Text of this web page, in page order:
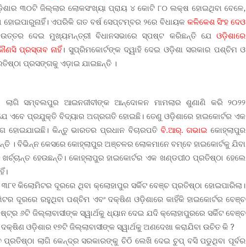
ଲୋକସଂଖ୍ୟା ପ୍ରାୟ ୪ କୋଟି ୮୦ ଲକ୍ଷ ହୋଇଥିବା ବେଳେ,
ଏପରିକି ଗତ ବର୍ଷ ସେପ୍ଟମ୍ବର ୨ରେ ବିଧାୟକ କଳିକେଶ ସିଂହ ଦେଓ
ଦେଇ ମୁଖ୍ୟମନ୍ତ୍ରୀ ବିଧାନସଭାରେ ସ୍ପଷ୍ଟ କରିଛନ୍ତି ଯେଓଡ଼ିଶାରେ
ପ୍ରସ୍ତାବ ନାହିଁ। ସୁପ୍ରିମକୋର୍ଟଙ୍କ ଦ୍ୱାହି ଦେଇ ଓଡ଼ିଶା ସରକାର ପଶ୍ଚିମ ଓ
ପ୍ରସଙ୍ଗକୁ ଏଡ଼ାଇ ଯାଇଛନ୍ତି ।
ଲାଗି ସମ୍ବଲପୁର ଆଇନଜୀବୀଙ୍କ ଆନ୍ଦୋଳନ ମାମଲାର ଶୁଣାଣି କରି ୨୦୨୨
ଏବେ ପ୍ରଯୁକ୍ତି ବିଦ୍ୟାର ଅଗ୍ରଗତି ହୋଇଛି। ତେଣୁ ଓଡ଼ିଶାରେ ହାଇକୋର୍ଟର ଏକ
ହୋଇଯାଇଛି। କିନ୍ତୁ ଭାରତର ପ୍ରଧାନ ବିଚାରପତି ବି.ଆର୍. ଗଭାଇ କୋହ୍ଲାପୁର
। ବିଭିନ୍ନ କେସରେ କୋହ୍ଲାପୁର ଅଞ୍ଚଳର ଲୋକମାନେ ବମ୍ବେ ହାଇକୋର୍ଟକୁ ଯିବା
ହେଉଛନ୍ତି। କୋହ୍ଲାପୁର ହାଇକୋର୍ଟର ଏକ ଖଣ୍ଡପୀଠ ପ୍ରତିଷ୍ଠା ହେଲେ
କିଲୋମିଟର ଦୂରରେ ଥିବା କ୍ଲୋହାପୁର ସର୍କିଟ ବେଞ୍ଚ ପ୍ରତିଷ୍ଠା ହୋଇପାରିଲା।
ଦୂରରେ ରହୁଥିବା ପଶ୍ଚିମ ଏବଂ ଦକ୍ଷିଣ ଓଡ଼ିଶାରେ କାହିଁକି ହାଇକୋର୍ଟର ବେଞ୍ଚ
୬ଟି ଜିଲ୍ଲାବାସୀଙ୍କ ସ୍ୱାର୍ଥକୁ ଧ୍ୟାନ ଦେଇ ଯଦି କ୍ଲୋହାପୁରରେ ସର୍କିଟ ବେଞ୍ଚ
ଓଡ଼ିଶାର ୧୭ଟି ଜିଲ୍ଲାବାସୀଙ୍କ ସ୍ୱାର୍ଥକୁ ଅଣଦେଖା କରାଯିବା ଉଚିତ କି ?
ପ୍ରତିଷ୍ଠା ଲାଗି କେନ୍ଦ୍ର ସରକାରଙ୍କୁ ଚିଠି ଲେଖି ଦେଇ ଚୁପ୍ ବସି ପଡୁଥିବା ପୂର୍ବର